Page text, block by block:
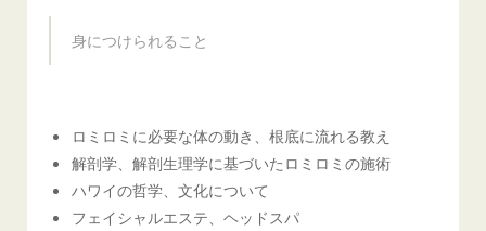
身につけられること
ロミロミに必要な体の動き、根底に流れる教え
解剖学、解剖生理学に基づいたロミロミの施術
ハワイの哲学、文化について
フェイシャルエステ、ヘッドスパ